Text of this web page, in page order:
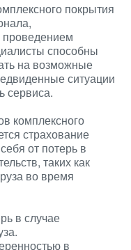
покрытия
способны
на возможные
ситуации
сервиса.
комплексного
страхование
от потерь в
таких как
во время
в случае
в